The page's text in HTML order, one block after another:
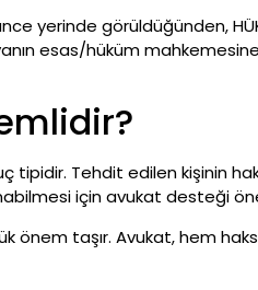
yerinde görüldüğünden,
esas/hüküm
Tehdit edilen kişinin
için avukat desteği
önem taşır. Avukat, hem